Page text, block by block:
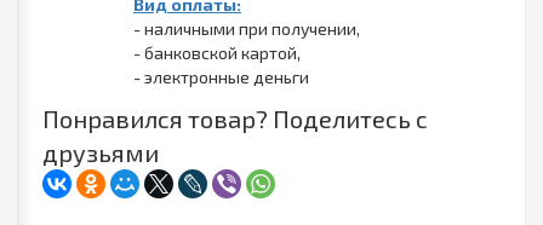
Вид оплаты:
- наличными при получении,
- банковской картой,
- электронные деньги
Понравился товар? Поделитесь с
друзьями